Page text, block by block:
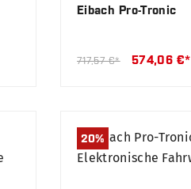
Eibach Pro-Tronic
717,57 €* 574,06 €*
20%